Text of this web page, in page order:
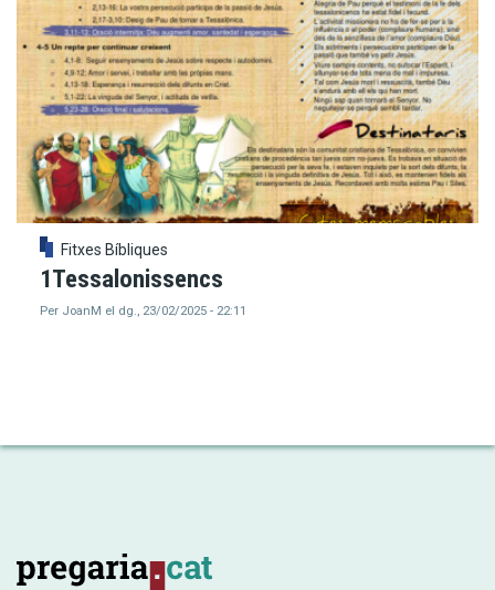
Fitxes Bíbliques
1Tessalonissencs
Per JoanM el dg., 23/02/2025 - 22:11